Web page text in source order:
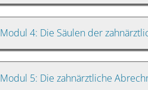
Modul 4: Die Säulen der
Modul 5: Die zahnärztliche